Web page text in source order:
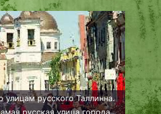
search
form
улицам русского Таллинна.
русская улица города.